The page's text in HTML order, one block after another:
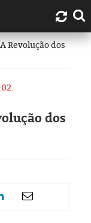
Revolução dos
dos